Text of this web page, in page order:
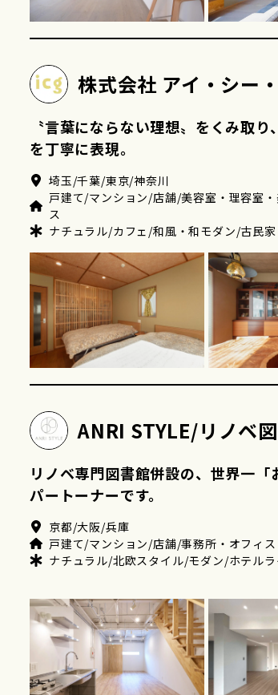
株式会社 アイ・シー
〝言葉にならない理想〟をくみ取り
を丁寧に表現。
埼玉/千葉/東京/神奈川
戸建て/マンション/店舗/美容室・理容室
ス
ナチュラル/カフェ/和風・和モダン/古民家
ANRI STYLE/リノベ
リノベ専門図書館併設の、世界一「
パートーナーです。
京都/大阪/兵庫
戸建て/マンション/店舗/事務所・オフィス
ナチュラル/北欧スタイル/モダン/ホテル